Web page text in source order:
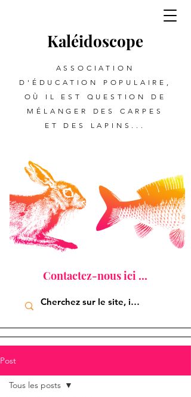
Kaléidoscope
ASSOCIATION
D'ÉDUCATION POPULAIRE,
OÙ IL EST QUESTION DE
MÉLANGER DES CARPES
ET DES LAPINS...
Contactez-nous ici ...
Post
Tous les posts